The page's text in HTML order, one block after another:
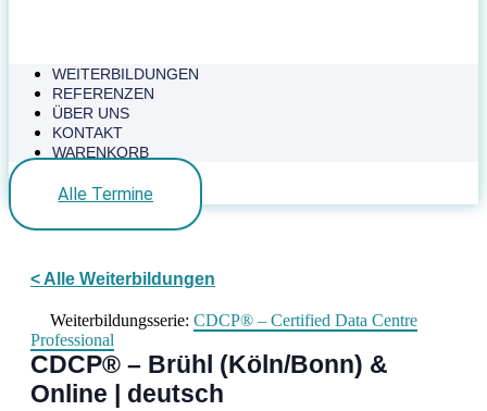
WEITERBILDUNGEN
REFERENZEN
ÜBER UNS
KONTAKT
WARENKORB
Alle Termine
< Alle Weiterbildungen
Weiterbildungsserie: CDCP® – Certified Data Centre
Professional
CDCP® – Brühl (Köln/Bonn) &
Online | deutsch